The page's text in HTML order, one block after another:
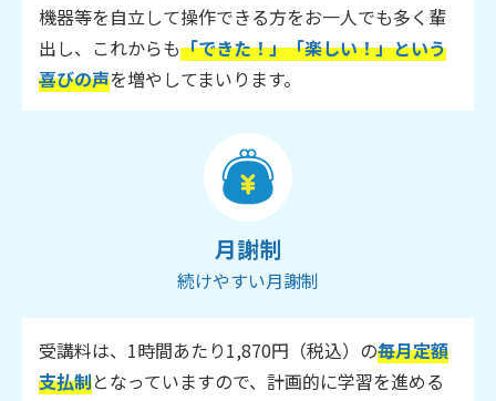
機器等を自立して操作できる方をお一人でも多く輩
出し、これからも「できた！」「楽しい！」という
喜びの声を増やしてまいります。
月謝制
続けやすい月謝制
受講料は、1時間あたり1,870円（税込）の毎月定額
支払制となっていますので、計画的に学習を進める